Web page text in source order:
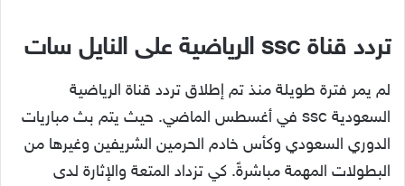
تردد قناة ssc الرياضية على النايل سات
لم يمر فترة طويلة منذ تم إطلاق تردد قناة الرياضية
السعودية ssc في أغسطس الماضي. حيث يتم بث مباريات
الدوري السعودي وكأس خادم الحرمين الشريفين وغيرها من
البطولات المهمة مباشرةً. كي تزداد المتعة والإثارة لدى